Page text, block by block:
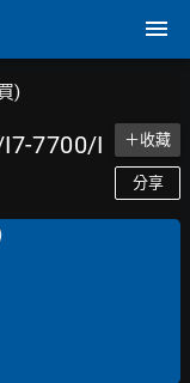
)
7700/I
＋收藏
分享